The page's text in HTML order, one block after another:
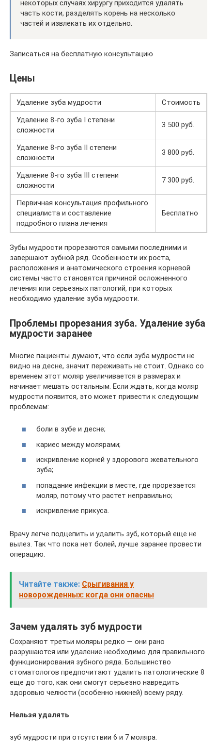
некоторых случаях хирургу приходится удалять
часть кости, разделять корень на несколько
частей и извлекать их отдельно.
Записаться на бесплатную консультацию
Цены
Удаление зуба мудрости
Стоимость
Удаление 8-го зуба I степени
сложности
3 500 руб.
Удаление 8-го зуба II степени
сложности
3 800 руб.
Удаление 8-го зуба III степени
сложности
7 300 руб.
Первичная консультация профильного
специалиста и составление
подробного плана лечения
Бесплатно
Зубы мудрости прорезаются самыми последними и
завершают зубной ряд. Особенности их роста,
расположения и анатомического строения корневой
системы часто становятся причиной осложненного
лечения или серьезных патологий, при которых
необходимо удаление зуба мудрости.
Проблемы прорезания зуба. Удаление зуба
мудрости заранее
Многие пациенты думают, что если зуба мудрости не
видно на десне, значит переживать не стоит. Однако со
временем этот моляр увеличивается в размерах и
начинает мешать остальным. Если ждать, когда моляр
мудрости появится, это может привести к следующим
проблемам:
боли в зубе и десне;
кариес между молярами;
искривление корней у здорового жевательного
зуба;
попадание инфекции в месте, где прорезается
моляр, потому что растет неправильно;
искривление прикуса.
Врачу легче подцепить и удалить зуб, который еще не
вылез. Так что пока нет болей, лучше заранее провести
операцию.
Читайте также: Срыгивания у
новорожденных: когда они опасны
Зачем удалять зуб мудрости
Сохраняют третьи моляры редко — они рано
разрушаются или удаление необходимо для правильного
функционирования зубного ряда. Большинство
стоматологов предпочитают удалить патологические 8
еще до того, как они смогут серьезно навредить
здоровью челюсти (особенно нижней) всему ряду.
Нельзя удалять
зуб мудрости при отсутствии 6 и 7 моляра.